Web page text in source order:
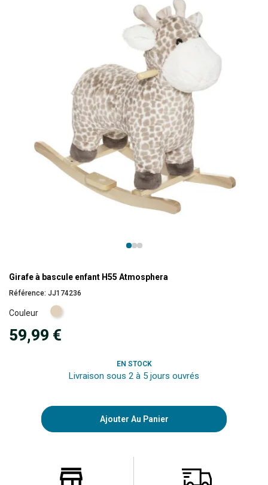
Girafe à bascule enfant H55 Atmosphera
Référence: JJ174236
Couleur
Beige
59,99 €
EN STOCK
Livraison sous 2 à 5 jours ouvrés
Ajouter Au Panier